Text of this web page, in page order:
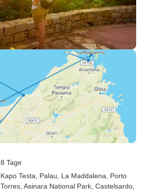
8 Tage
Kapo Testa , Palau , La Maddalena , Porto
Torres , Asinara National Park , Castelsardo